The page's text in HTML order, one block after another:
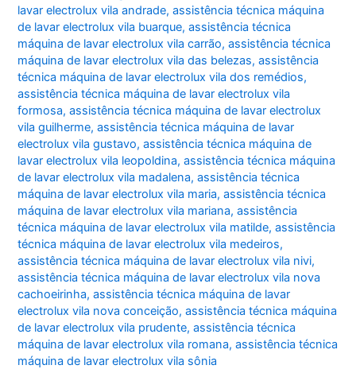
lavar electrolux vila andrade,assistência técnica máquina
de lavar electrolux vila buarque,assistência técnica
máquina de lavar electrolux vila carrão,assistência técnica
máquina de lavar electrolux vila das belezas,assistência
técnica máquina de lavar electrolux vila dos remédios,
assistência técnica máquina de lavar electrolux vila
formosa,assistência técnica máquina de lavar electrolux
vila guilherme,assistência técnica máquina de lavar
electrolux vila gustavo,assistência técnica máquina de
lavar electrolux vila leopoldina,assistência técnica máquina
de lavar electrolux vila madalena,assistência técnica
máquina de lavar electrolux vila maria,assistência técnica
máquina de lavar electrolux vila mariana,assistência
técnica máquina de lavar electrolux vila matilde,assistência
técnica máquina de lavar electrolux vila medeiros,
assistência técnica máquina de lavar electrolux vila nivi,
assistência técnica máquina de lavar electrolux vila nova
cachoeirinha,assistência técnica máquina de lavar
electrolux vila nova conceição,assistência técnica máquina
de lavar electrolux vila prudente,assistência técnica
máquina de lavar electrolux vila romana,assistência técnica
máquina de lavar electrolux vila sônia